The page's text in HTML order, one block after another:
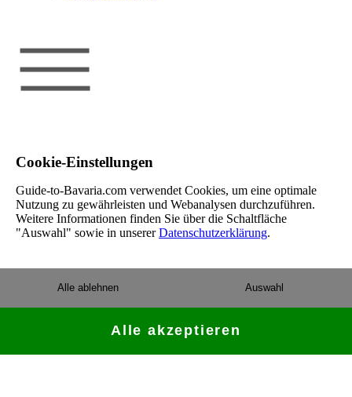
Cookie-Einstellungen
Guide-to-Bavaria.com verwendet Cookies, um eine optimale
Nutzung zu gewährleisten und Webanalysen durchzuführen.
Weitere Informationen finden Sie über die Schaltfläche
"Auswahl" sowie in unsererDatenschutzerklärung.
Auswahl
Alle ablehnen
Alle akzeptieren